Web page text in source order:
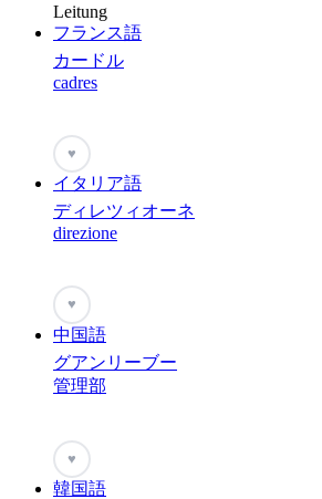
Leitung
フランス語
カードル
cadres
♥
イタリア語
ディレツィオーネ
direzione
♥
中国語
グアンリーブー
管理部
♥
韓国語